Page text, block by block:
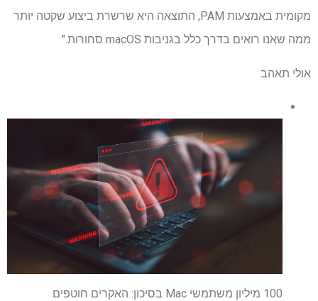
מקומית באמצעות PAM, התוצאה היא שרשרת ביצוע שקטה יותר
ממה שאנו רואים בדרך כלל בגניבות macOS סחורות."
אולי תאהב
100 מיליון משתמשי Mac בסיכון: האקרים חוטפים